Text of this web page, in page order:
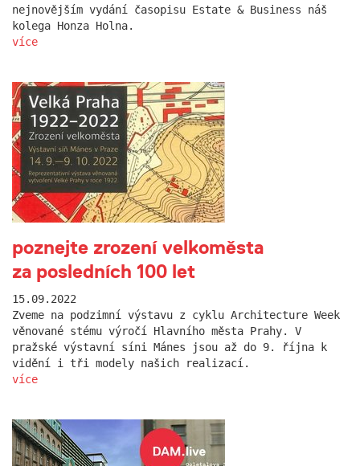
nejnovějším vydání časopisu Estate & Business náš
kolega Honza Holna.
více
poznejte zrození velkoměsta
za posledních 100 let
15.09.2022
Zveme na podzimní výstavu z cyklu Architecture Week
věnované stému výročí Hlavního města Prahy. V
pražské výstavní síni Mánes jsou až do 9. října k
vidění i tři modely našich realizací.
více